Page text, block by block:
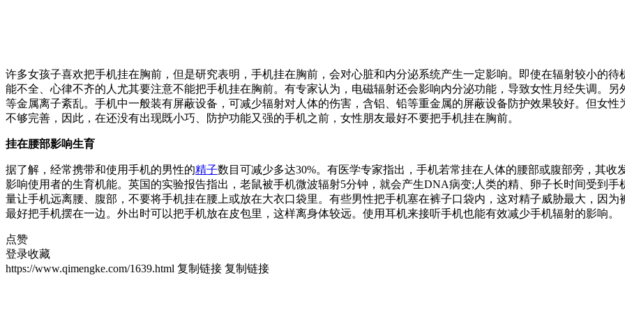
许多女孩子喜欢把手机挂在胸前，但是研究表明，手机挂在胸前，会对心脏和内分泌系统产生一定影响。即使在辐射较小的
能不全、心律不齐的人尤其要注意不能把手机挂在胸前。有专家认为，电磁辐射还会影响内分泌功能，导致女性月经失调。
等金属离子紊乱。手机中一般装有屏蔽设备，可减少辐射对人体的伤害，含铝、铅等重金属的屏蔽设备防护效果较好。但女
不够完善，因此，在还没有出现既小巧、防护功能又强的手机之前，女性朋友最好不要把手机挂在胸前。
挂在腰部影响生育
据了解，经常携带和使用手机的男性的精子数目可减少多达30%。有医学专家指出，手机若常挂在人体的腰部或腹部旁，其
影响使用者的生育机能。英国的实验报告指出，老鼠被手机微波辐射5分钟，就会产生DNA病变;人类的精、卵子长时间受到
量让手机远离腰、腹部，不要将手机挂在腰上或放在大衣口袋里。有些男性把手机塞在裤子口袋内，这对精子威胁最大，因
最好把手机摆在一边。外出时可以把手机放在皮包里，这样离身体较远。使用耳机来接听手机也能有效减少手机辐射的影响。
点赞
登录收藏
https://www.qimengke.com/1639.html 复制链接 复制链接